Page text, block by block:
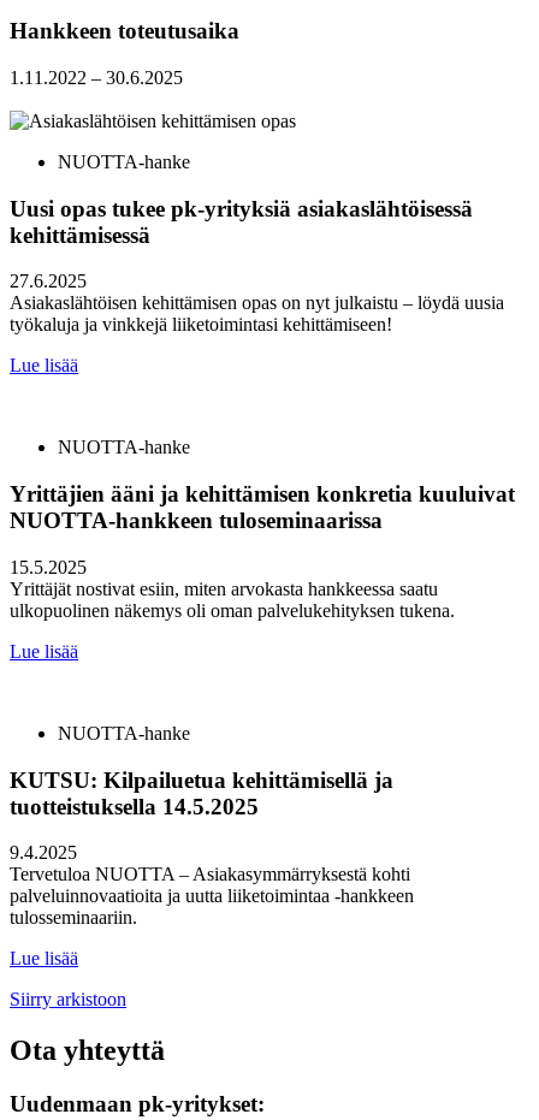
Hankkeen toteutusaika
1.11.2022 – 30.6.2025
NUOTTA-hanke
Uusi opas tukee pk-yrityksiä asiakaslähtöisessä
kehittämisessä
27.6.2025
Asiakaslähtöisen kehittämisen opas on nyt julkaistu – löydä uusia
työkaluja ja vinkkejä liiketoimintasi kehittämiseen!
Lue lisää
NUOTTA-hanke
Yrittäjien ääni ja kehittämisen konkretia kuuluivat
NUOTTA-hankkeen tuloseminaarissa
15.5.2025
Yrittäjät nostivat esiin, miten arvokasta hankkeessa saatu
ulkopuolinen näkemys oli oman palvelukehityksen tukena.
Lue lisää
NUOTTA-hanke
KUTSU: Kilpailuetua kehittämisellä ja
tuotteistuksella 14.5.2025
9.4.2025
Tervetuloa NUOTTA – Asiakasymmärryksestä kohti
palveluinnovaatioita ja uutta liiketoimintaa -hankkeen
tulosseminaariin.
Lue lisää
Siirry arkistoon
Ota yhteyttä
Uudenmaan pk-yritykset: